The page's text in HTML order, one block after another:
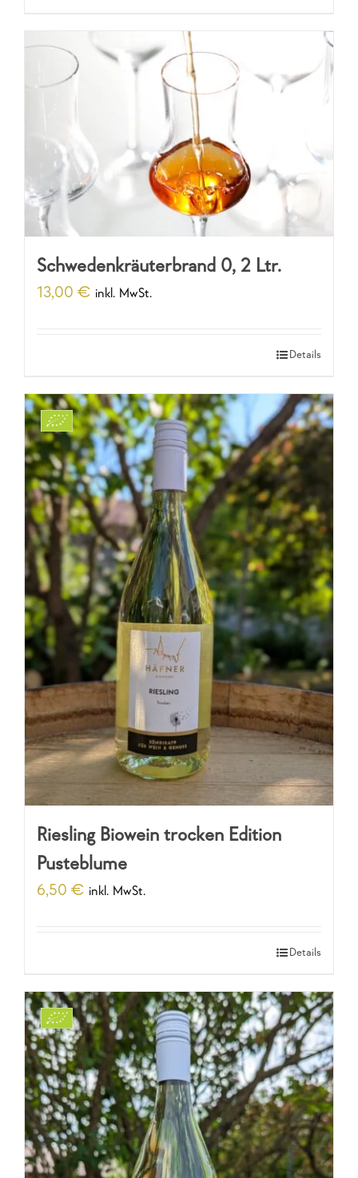
Schwedenkräuterbrand 0, 2 Ltr.
13,00 € inkl. MwSt.
Details
Riesling Biowein trocken Edition
Pusteblume
6,50 € inkl. MwSt.
Details